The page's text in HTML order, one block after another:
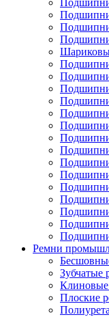
Ремни
Зубчатые
Плоские